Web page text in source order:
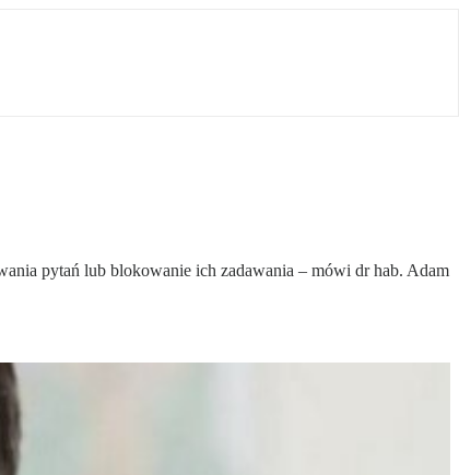
pytań lub blokowanie ich zadawania – mówi dr hab. Adam